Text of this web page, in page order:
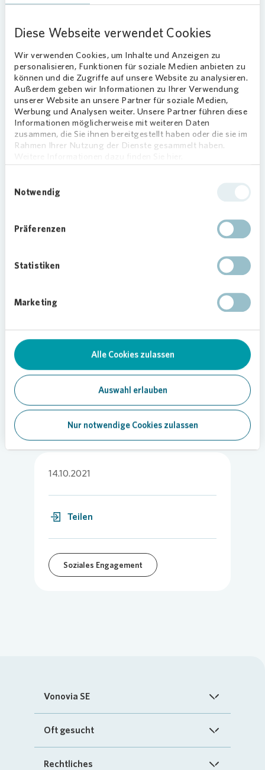
Diese Webseite verwendet Cookies
Wir verwenden Cookies, um Inhalte und Anzeigen zu
personalisieren, Funktionen für soziale Medien anbieten zu
können und die Zugriffe auf unsere Website zu analysieren.
Außerdem geben wir Informationen zu Ihrer Verwendung
unserer Website an unsere Partner für soziale Medien,
Werbung und Analysen weiter. Unsere Partner führen diese
Informationen möglicherweise mit weiteren Daten
zusammen, die Sie ihnen bereitgestellt haben oder die sie im
Rahmen Ihrer Nutzung der Dienste gesammelt haben.
Notwendig
Präferenzen
Statistiken
Marketing
Alle Cookies zulassen
Auswahl erlauben
Nur notwendige Cookies zulassen
Teamarbeit gefordert
Die gemeinsame Aktion erhielt viel Zuspruch.
gesucht, das den Jugendlichen eine kreative
Herausforderung bietet, die nur gemeinsam im
Team zu schaffen ist”, erklärt Özlem Yalinci von
der Bezirksbibliothek Buchholz. Künstler Marten
Dalimot ist vom Ergebnis begeistert:
„Insbesondere die Größe der Fläche hat die
Teilnehmer beeindruckt und umso stolzer können
Inspiration für mehr
inspirieren die Jugendlichen auch die ökologische
Quartiersentwicklung, weiß Tilman Essner,
beeindruckendes Kunstwerk auf der ehemals
Greener Place for Everyone’ motiviert uns,
weiterhin einen Beitrag gegen den Klimawandel
Foto:Vonovia
14.10.2021
Teilen
Soziales Engagement
Vonovia SE
Startseite
Oft gesucht
FAQ
Rechtliches